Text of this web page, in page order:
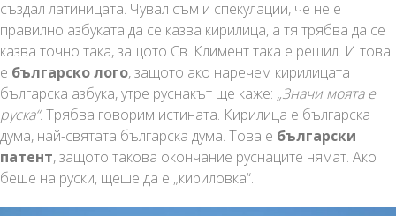
създал латиницата. Чувал съм и спекулации, че не е
правилно азбуката да се казва кирилица, а тя трябва да се
казва точно така, защото Св. Климент така е решил. И това
е българско лого, защото ако наречем кирилицата
българска азбука, утре руснакът ще каже: „Значи моята е
руска“. Трябва говорим истината. Кирилица е българска
дума, най-святата българска дума. Това е български
патент, защото такова окончание руснаците нямат. Ако
беше на руски, щеше да е „кириловка“.